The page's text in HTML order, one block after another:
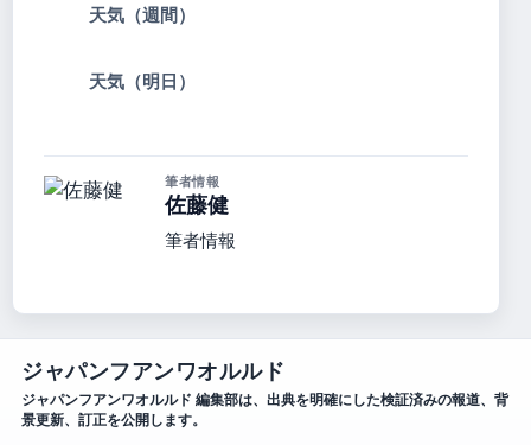
天気（週間）
天気（明日）
筆者情報
佐藤健
筆者情報
ジャパンフアンワオルルド
ジャパンフアンワオルルド 編集部は、出典を明確にした検証済みの報道、背
景更新、訂正を公開します。